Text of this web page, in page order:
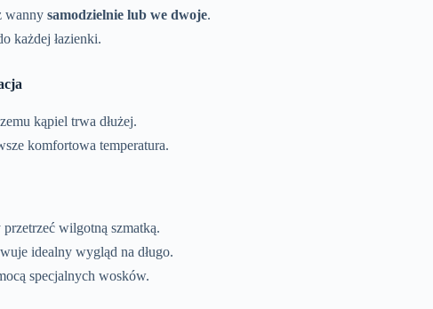
wanny samodzielnie lub we dwoje.
każdej łazienki.
kąpiel trwa dłużej.
komfortowa temperatura.
wilgotną szmatką.
idealny wygląd na długo.
specjalnych wosków.